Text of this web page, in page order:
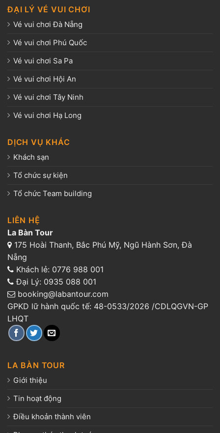
ĐẠI LÝ VÉ VUI CHƠI
Vé vui chơi Đà Nẵng
Vé vui chơi Phú Quốc
Vé vui chơi Sa Pa
Vé vui chơi Hội An
Vé vui chơi Tây Ninh
Vé vui chơi Hạ Long
DỊCH VỤ KHÁC
Khách sạn
Tổ chức sự kiện
Tổ chức Team building
LIÊN HỆ
La Bàn Tour
175 Hoài Thanh, Bắc Phú Mỹ, Ngũ Hành Sơn, Đà
Nẵng
Khách lẻ: 0776 988 001
Đại Lý: 0935 088 001
booking@labantour.com
GPKD lữ hành quốc tế: 48-0533/2026 /CDLQGVN-GP
LHQT
LA BÀN TOUR
Giới thiệu
Tin hoạt động
Điều khoản thành viên